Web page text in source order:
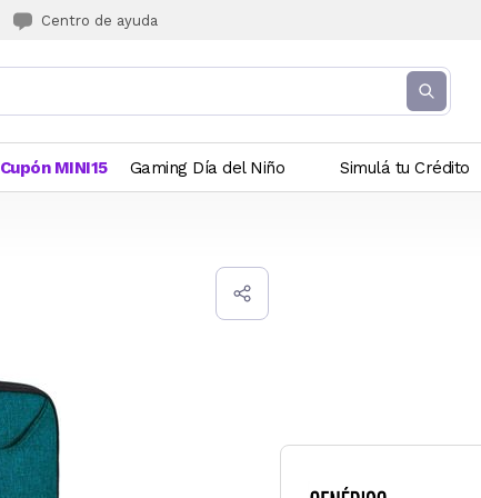
Centro de ayuda
Cupón MINI15 Gaming Día del Niño Simulá tu Crédito